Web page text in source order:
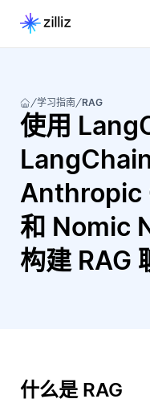
学习指南 RAG
使用
Anthropic
和 Nomic
构建 RAG
什么是 RAG